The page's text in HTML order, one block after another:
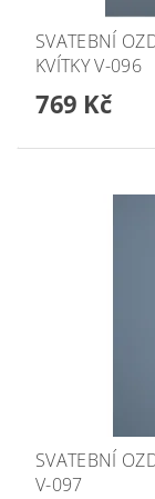
SVATEBNÍ
KVÍTKY V-096
769 Kč
SVATEBNÍ
V-097